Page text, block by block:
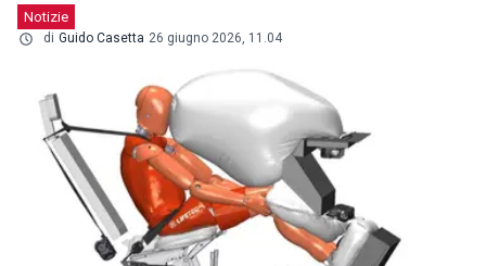
Notizie
di Guido Casetta 26 giugno 2026, 11.04